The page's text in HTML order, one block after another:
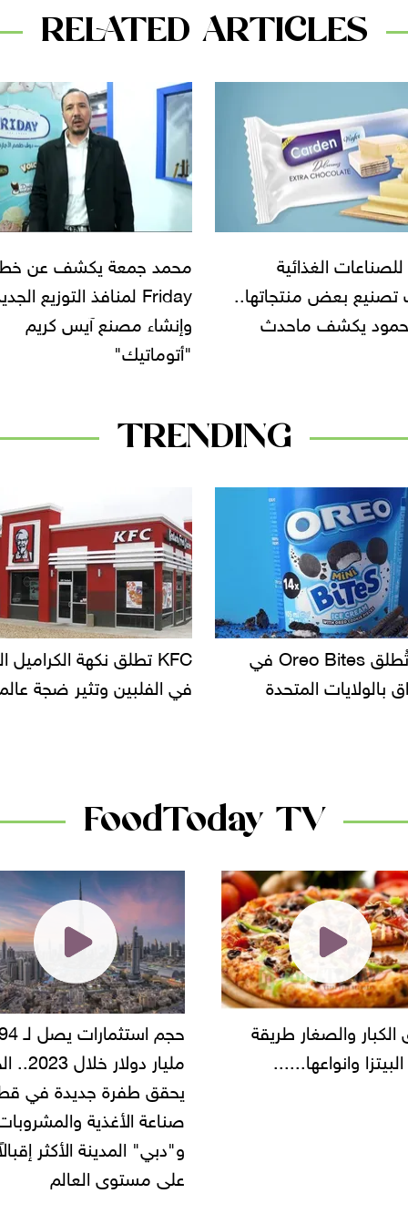
RELATED ARTICLES
يكشف عن خطة
Friday لمنافذ التوزيع الجديدة
مصنع آيس كريم
رئيس «مكسب» يكشف
الفيديو المتداول.. ويؤكد:
65 ألف بقال
TRENDING
KFC تطلق نكهة الكراميل المملح
وتثير ضجة عالمية
دعوات للتحقيق في أسباب
سحب بعض ألبان
FoodToday TV
حجم استثمارات يصل لـ 94
"أمن القاهرة" يضبط
شركة مطاعم استولى على
أموال المواطنين بزعم